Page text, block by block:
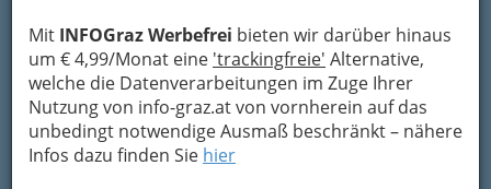
Mit INFOGraz Werbefrei bieten wir darüber hinaus
um € 4,99/Monat eine 'trackingfreie' Alternative,
welche die Datenverarbeitungen im Zuge Ihrer
Nutzung von info-graz.at von vornherein auf das
unbedingt notwendige Ausmaß beschränkt – nähere
Infos dazu finden Sie hier
Meine Nachricht